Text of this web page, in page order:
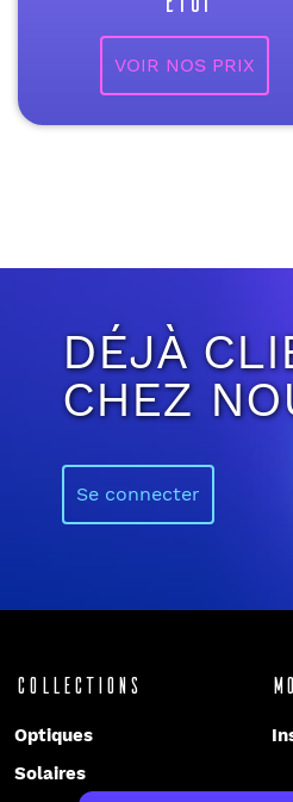
VOIR NOS PRIX
DÉJÀ
CHEZ
Se connecter
Collections
Optiques
Solaires